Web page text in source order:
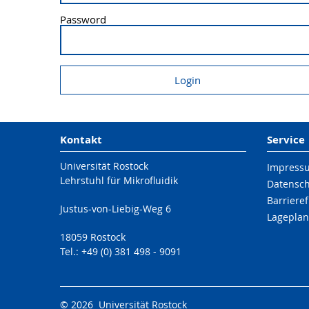
Password
Kontakt
Universität Rostock
Lehrstuhl für Mikrofluidik
Justus-von-Liebig-Weg 6
18059 Rostock
Tel.: +49 (0) 381 498 - 9091
Service
Lageplan
© 2026 Universität Rostock